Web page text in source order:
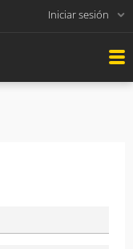
Iniciar sesión